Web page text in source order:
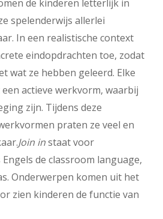
de kinderen letterlijk in
spelenderwijs allerlei
In een realistische context
eindopdrachten toe, zodat
wat ze hebben geleerd. Elke
actieve werkvorm, waarbij
zijn. Tijdens deze
praten ze veel en
Join instaat voor
de classroom language,
Onderwerpen komen uit het
zien kinderen de functie van